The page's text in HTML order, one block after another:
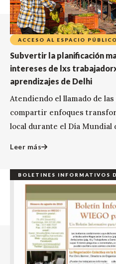
ACCESO AL ESPACIO PÚBLICO
Subvertir la planificación
intereses de lxs
aprendizajes de Delhi
Atendiendo el llamado de
compartir enfoques
local durante el Día Mundial
Leer más
BOLETINES INFORMATIVOS